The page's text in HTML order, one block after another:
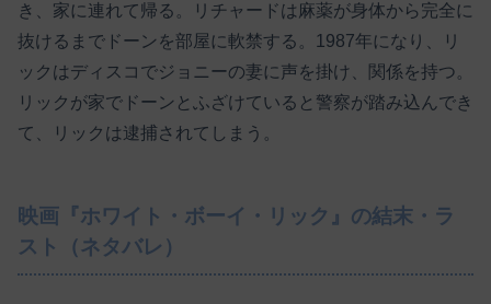
き、家に連れて帰る。リチャードは麻薬が身体から完全に
抜けるまでドーンを部屋に軟禁する。1987年になり、リ
ックはディスコでジョニーの妻に声を掛け、関係を持つ。
リックが家でドーンとふざけていると警察が踏み込んでき
て、リックは逮捕されてしまう。
映画『ホワイト・ボーイ・リック』の結末・ラ
スト（ネタバレ）